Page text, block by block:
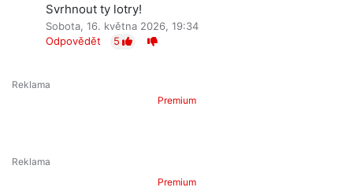
Svrhnout ty lotry!
Sobota, 16. května 2026, 19:34
Odpovědět
5
Premium
Premium